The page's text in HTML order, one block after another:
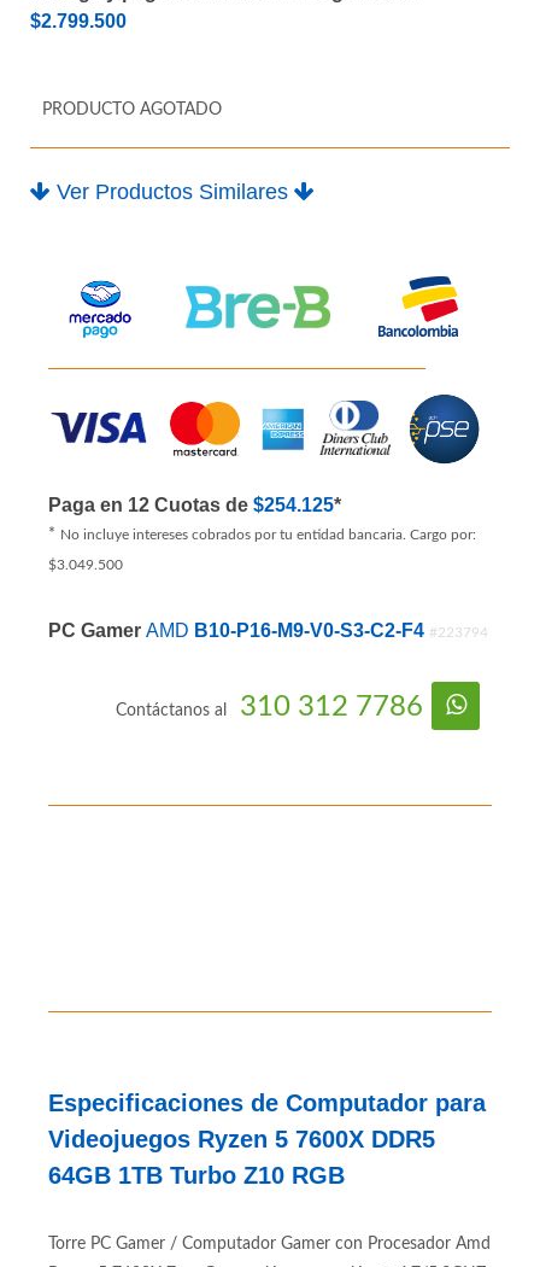
Recoge y paga en efectivo en Bogotá sólo
Paga en 12 Cuotas de$254.125*
*No incluye intereses cobrados por tu entidad bancaria. Cargo por:
Especificaciones de Computador para
Videojuegos Ryzen 5 7600X DDR5